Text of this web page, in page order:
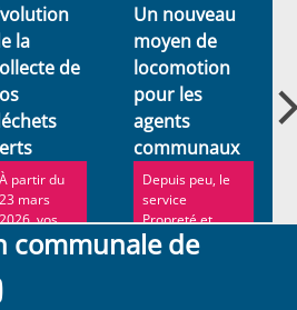
la
de
À partir du
23 mars
2026, vos
déchets de
jardin ne
seront plus
collect...
Un nouveau
moyen de
locomotion
pour les
agents
communaux
Depuis peu, le
service
Propreté et
Espaces verts
de Schaerbeek
communale de